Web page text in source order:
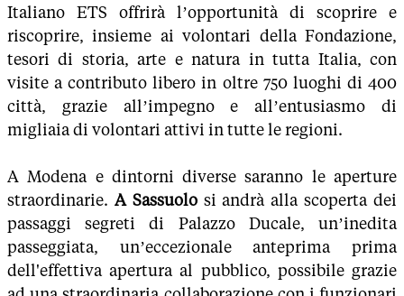
Italiano ETS offrirà l’opportunità di scoprire e
riscoprire, insieme ai volontari della Fondazione,
tesori di storia, arte e natura in tutta Italia, con
visite a contributo libero in oltre 750 luoghi di 400
città, grazie all’impegno e all’entusiasmo di
migliaia di volontari attivi in tutte le regioni.
A Modena e dintorni diverse saranno le aperture
straordinarie. A Sassuolosi andrà alla scoperta dei
passaggi segreti di Palazzo Ducale, un’inedita
passeggiata, un’eccezionale anteprima prima
dell'effettiva apertura al pubblico, possibile grazie